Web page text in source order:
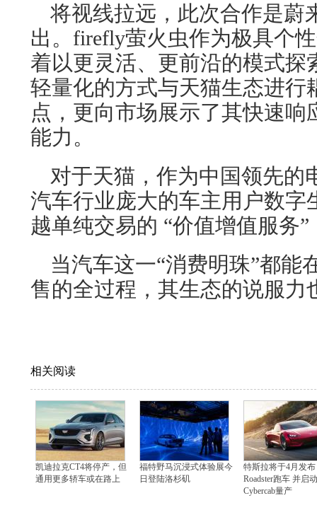
将视线拉远，此次合作是蔚
出。firefly萤火虫作为极具个
着以更灵活、更前沿的模式探
轻量化的方式与天猫生态进行
点，更向市场展示了其快速
能力。
对于天猫，作为中国领先的
汽车行业庞大的车主用户数字
越单纯交易的 “价值增值服务
当汽车这一“消费明珠”都能
售的全过程，其生态的说服力
相关阅读
凯迪拉克CT4将停产，但
通用更多轿车或在路上
福特野马沉浸式体验展今
日登陆洛杉矶
特斯拉将于4月发布
Roadster跑车 并启动
Cybercab量产